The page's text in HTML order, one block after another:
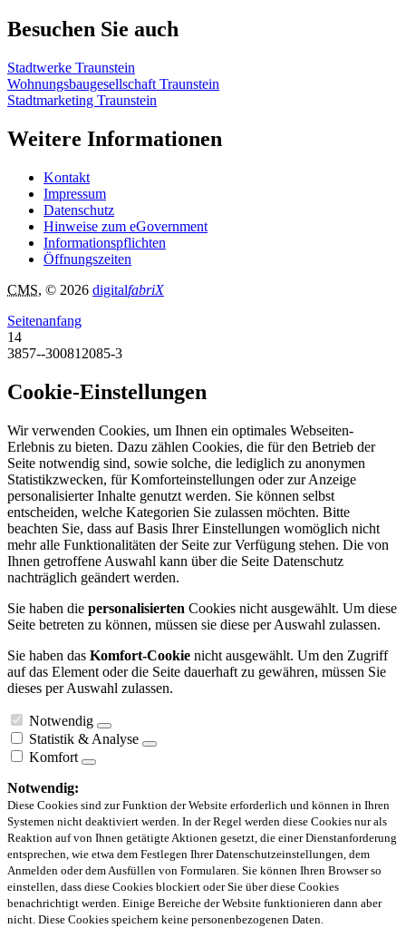
Besuchen Sie auch
Stadtwerke Traunstein
Wohnungsbaugesellschaft Traunstein
Stadtmarketing Traunstein
Weitere Informationen
Kontakt
Impressum
Datenschutz
Hinweise zum eGovernment
Informationspflichten
Öffnungszeiten
CMS, © 2026 digitalfabriX
Seitenanfang
14
3857--300812085-3
Cookie-Einstellungen
Wir verwenden Cookies, um Ihnen ein optimales Webseiten-
Erlebnis zu bieten. Dazu zählen Cookies, die für den Betrieb der
Seite notwendig sind, sowie solche, die lediglich zu anonymen
Statistikzwecken, für Komforteinstellungen oder zur Anzeige
personalisierter Inhalte genutzt werden. Sie können selbst
entscheiden, welche Kategorien Sie zulassen möchten. Bitte
beachten Sie, dass auf Basis Ihrer Einstellungen womöglich nicht
mehr alle Funktionalitäten der Seite zur Verfügung stehen. Die von
Ihnen getroffene Auswahl kann über die Seite Datenschutz
nachträglich geändert werden.
Sie haben die personalisierten Cookies nicht ausgewählt. Um diese
Seite betreten zu können, müssen sie diese per Auswahl zulassen.
Sie haben das Komfort-Cookie nicht ausgewählt. Um den Zugriff
auf das Element oder die Seite dauerhaft zu gewähren, müssen Sie
dieses per Auswahl zulassen.
Notwendig
Statistik & Analyse
Komfort
Notwendig:
Diese Cookies sind zur Funktion der Website erforderlich und können in Ihren
Systemen nicht deaktiviert werden. In der Regel werden diese Cookies nur als
Reaktion auf von Ihnen getätigte Aktionen gesetzt, die einer Dienstanforderung
entsprechen, wie etwa dem Festlegen Ihrer Datenschutzeinstellungen, dem
Anmelden oder dem Ausfüllen von Formularen. Sie können Ihren Browser so
einstellen, dass diese Cookies blockiert oder Sie über diese Cookies
benachrichtigt werden. Einige Bereiche der Website funktionieren dann aber
nicht. Diese Cookies speichern keine personenbezogenen Daten.